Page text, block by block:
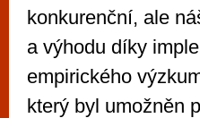
konkurenční, ale
a výhodu díky
empirického
který byl umožněn